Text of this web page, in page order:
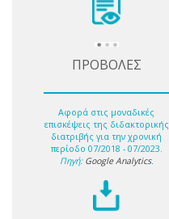
ΠΡΟΒΟΛΕΣ
Αφορά στις μοναδικές
επισκέψεις της διδακτορικής
διατριβής για την χρονική
περίοδο 07/2018 - 07/2023.
Πηγή: Google Analytics.